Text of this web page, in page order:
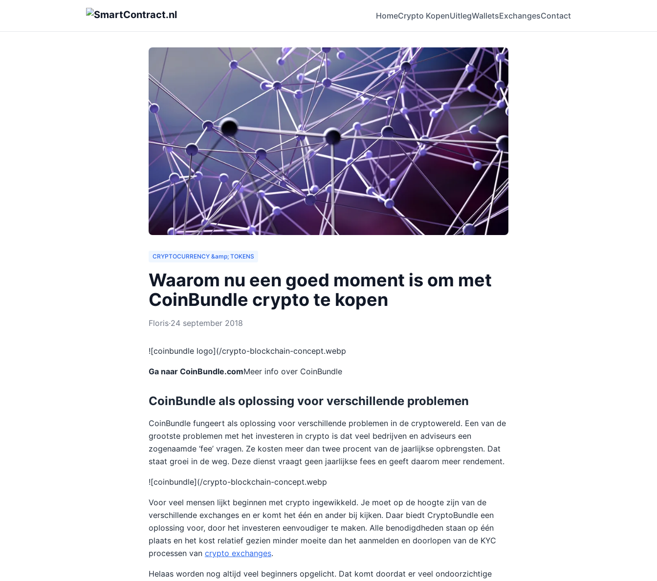
HomeCrypto KopenUitlegWalletsExchangesContact
CRYPTOCURRENCY &amp; TOKENS
Waarom nu een goed moment is om met
CoinBundle crypto te kopen
Floris·24 september 2018
![coinbundle logo](/crypto-blockchain-concept.webp
Ga naar CoinBundle.comMeer info over CoinBundle
CoinBundle als oplossing voor verschillende problemen
CoinBundle fungeert als oplossing voor verschillende problemen in de cryptowereld. Een van de
grootste problemen met het investeren in crypto is dat veel bedrijven en adviseurs een
zogenaamde ‘fee’ vragen. Ze kosten meer dan twee procent van de jaarlijkse opbrengsten. Dat
staat groei in de weg. Deze dienst vraagt geen jaarlijkse fees en geeft daarom meer rendement.
![coinbundle](/crypto-blockchain-concept.webp
Voor veel mensen lijkt beginnen met crypto ingewikkeld. Je moet op de hoogte zijn van de
verschillende exchanges en er komt het één en ander bij kijken. Daar biedt CryptoBundle een
oplossing voor, door het investeren eenvoudiger te maken. Alle benodigdheden staan op één
plaats en het kost relatief gezien minder moeite dan het aanmelden en doorlopen van de KYC
processen van crypto exchanges.
Helaas worden nog altijd veel beginners opgelicht. Dat komt doordat er veel ondoorzichtige